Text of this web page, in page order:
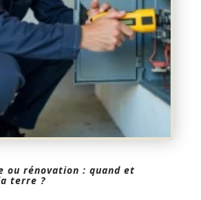
ou rénovation : quand et
terre ?